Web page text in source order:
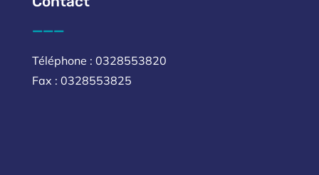
___
Téléphone : 0328553820
Fax : 0328553825